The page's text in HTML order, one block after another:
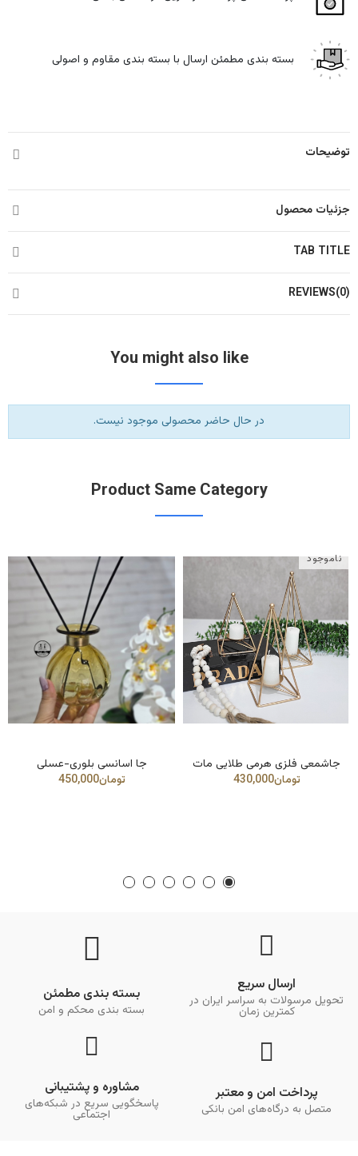
بسته بندی مطمئن ارسال با بسته بندی مقاوم و اصولی
توضیحات
جزئیات محصول
TAB TITLE
REVIEWS(0)
You might also like
در حال حاضر محصولی موجود نیست.
Product Same Category
ناموجود
جاشمعی فلزی هرمی طلایی مات
جا اسانسی بلوری-عسلی
ارسال سریع
تحویل مرسولات به سراسر ایران در
کمترین زمان
بسته بندی مطمئن
بسته بندی محکم و امن
پرداخت امن و معتبر
متصل به درگاه‌های امن بانکی
مشاوره و پشتیبانی
پاسخگویی سریع در شبکه‌های
اجتماعی